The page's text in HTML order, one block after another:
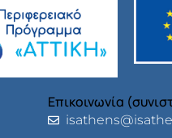
Επικοινωνία